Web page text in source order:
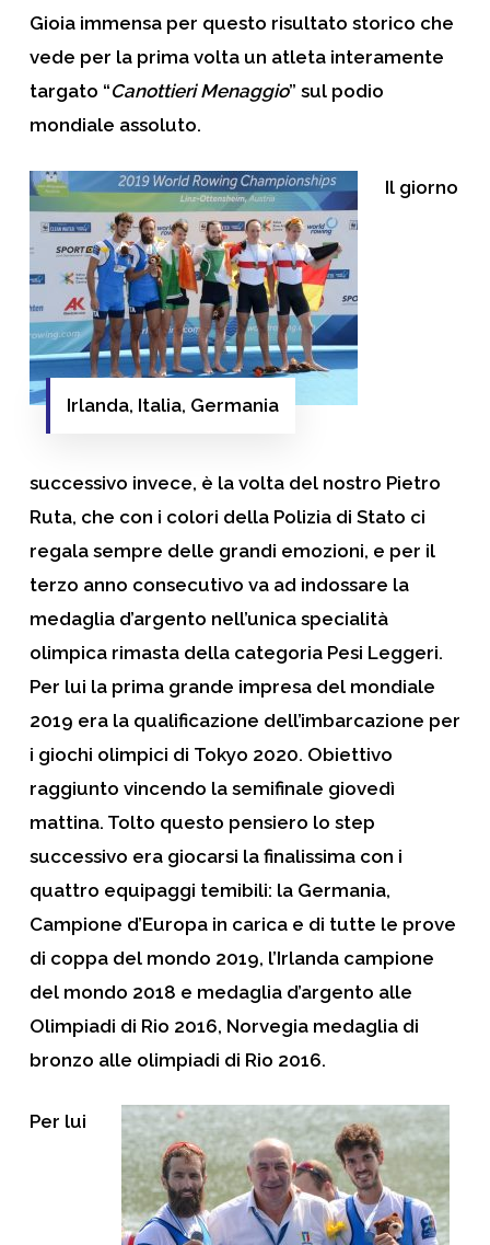
Gioia immensa per questo risultato storico che
vede per la prima volta un atleta interamente
targato “Canottieri Menaggio” sul podio
mondiale assoluto.
Irlanda, Italia, Germania
Il giorno
successivo invece, è la volta del nostro Pietro
Ruta, che con i colori della Polizia di Stato ci
regala sempre delle grandi emozioni, e per il
terzo anno consecutivo va ad indossare la
medaglia d’argento nell’unica specialità
olimpica rimasta della categoria Pesi Leggeri.
Per lui la prima grande impresa del mondiale
2019 era la qualificazione dell’imbarcazione per
i giochi olimpici di Tokyo 2020. Obiettivo
raggiunto vincendo la semifinale giovedì
mattina. Tolto questo pensiero lo step
successivo era giocarsi la finalissima con i
quattro equipaggi temibili: la Germania,
Campione d’Europa in carica e di tutte le prove
di coppa del mondo 2019, l’Irlandacampione
del mondo 2018 e medaglia d’argento alle
Olimpiadi di Rio 2016, Norvegiamedaglia di
bronzo alle olimpiadi di Rio 2016.
Per lui